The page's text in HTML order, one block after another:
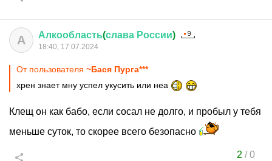
А Алкообласть(слава России)
18:40, 17.07.2024
От пользователя ~Бася Пурга***
хрен знает мну успел укусить или неа
Клещ он как бабо, если сосал не долго, и пробыл у тебя
меньше суток, то скорее всего безопасно
2 /0